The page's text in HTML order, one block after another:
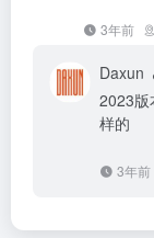
3年前
Daxun
2023版
样的
3年前